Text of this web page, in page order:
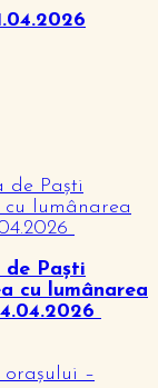
Paști
cu lumânarea